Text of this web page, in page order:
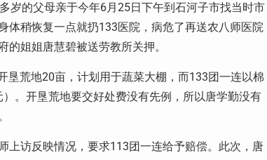
岁的父母亲于今年6月25日下午到石河子市找当时市
体稍恢复一点就扔133医院，病危了再送农八师医院
姐姐唐慧碧被送劳教所关押。
荒地20亩，计划用于蔬菜大棚，而133团一连以棉
。开垦荒地要交好处费没有先例，所以唐学勤没有
上访反映情况，要求113团一连给予赔偿。此次，唐